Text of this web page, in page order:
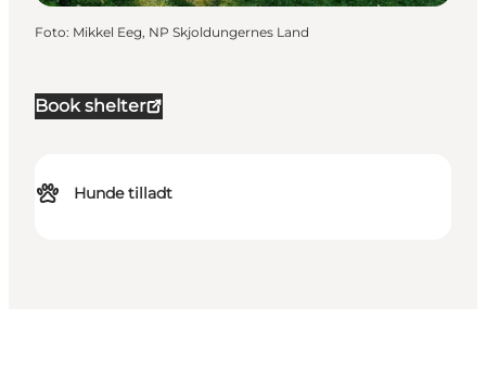
Book shelter
Hunde tilladt
Foto: Mikkel Eeg, NP Skjoldungernes Land